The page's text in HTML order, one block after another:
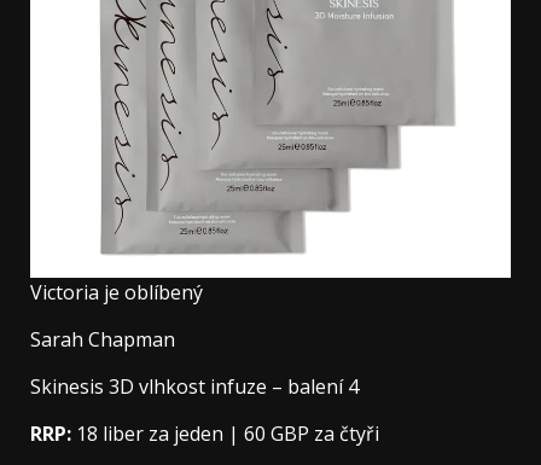
Victoria je oblíbený
Sarah Chapman
Skinesis 3D vlhkost infuze – balení 4
RRP: 18 liber za jeden | 60 GBP za čtyři